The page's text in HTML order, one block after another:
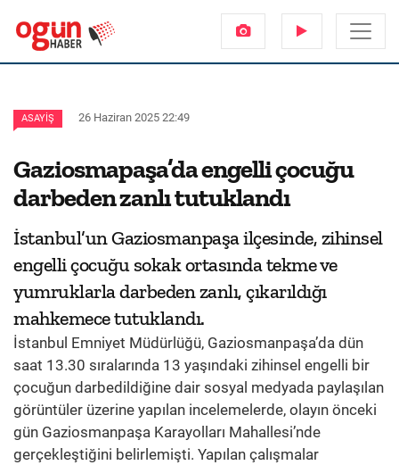
ASAYIŞ 26 Haziran 2025 22:49
Gaziosmapaşa’da engelli çocuğu
darbeden zanlı tutuklandı
İstanbul’un Gaziosmanpaşa ilçesinde, zihinsel
engelli çocuğu sokak ortasında tekme ve
yumruklarla darbeden zanlı, çıkarıldığı
mahkemece tutuklandı.
İstanbul Emniyet Müdürlüğü, Gaziosmanpaşa’da dün
saat 13.30 sıralarında 13 yaşındaki zihinsel engelli bir
çocuğun darbedildiğine dair sosyal medyada paylaşılan
görüntüler üzerine yapılan incelemelerde, olayın önceki
gün Gaziosmanpaşa Karayolları Mahallesi’nde
gerçekleştiğini belirlemişti. Yapılan çalışmalar